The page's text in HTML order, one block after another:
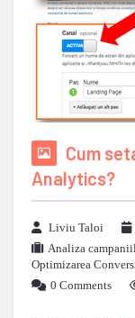
Cum
Analytics?
Liviu Taloi
Analiza
Optimizarea
0 Comments